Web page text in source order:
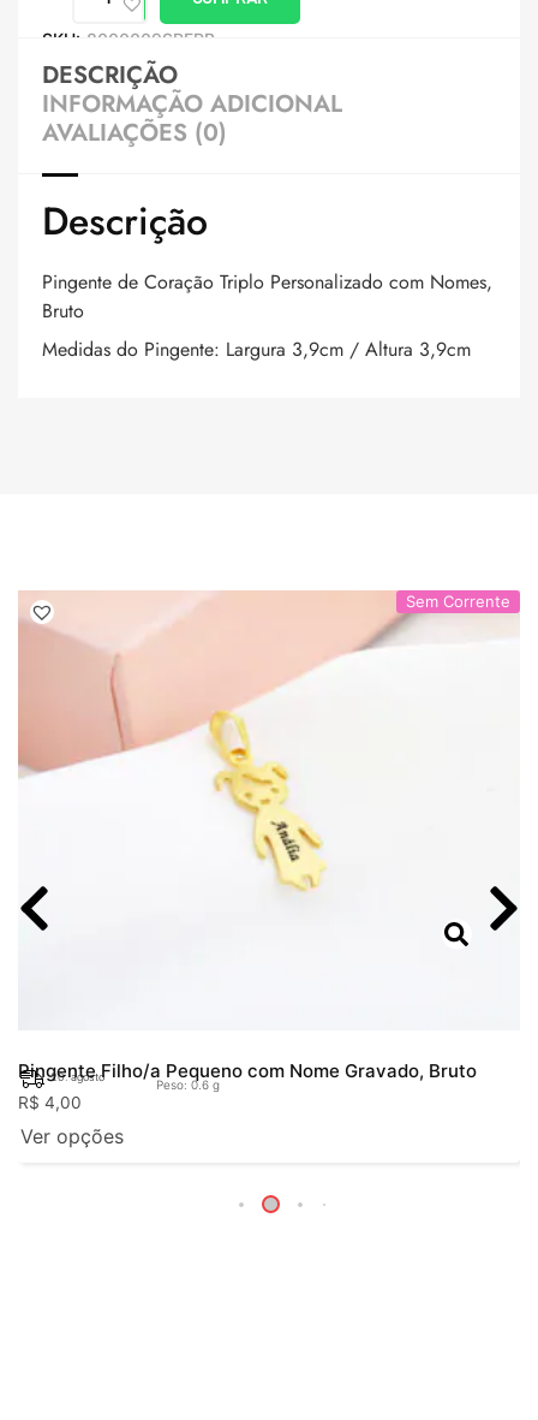
SKU: 8000009SPERB
DESCRIÇÃO
INFORMAÇÃO ADICIONAL
AVALIAÇÕES (0)
Descrição
Pingente de Coração Triplo Personalizado com Nomes,
Bruto
Medidas do Pingente: Largura 3,9cm / Altura 3,9cm
Sem Corrente
Pingente Filho/a Pequeno com Nome Gravado, Bruto
20. agosto
Peso: 0.6 g
R$ 4,00
Ver opções